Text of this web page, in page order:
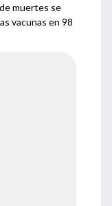
muertes se
vacunas en 98